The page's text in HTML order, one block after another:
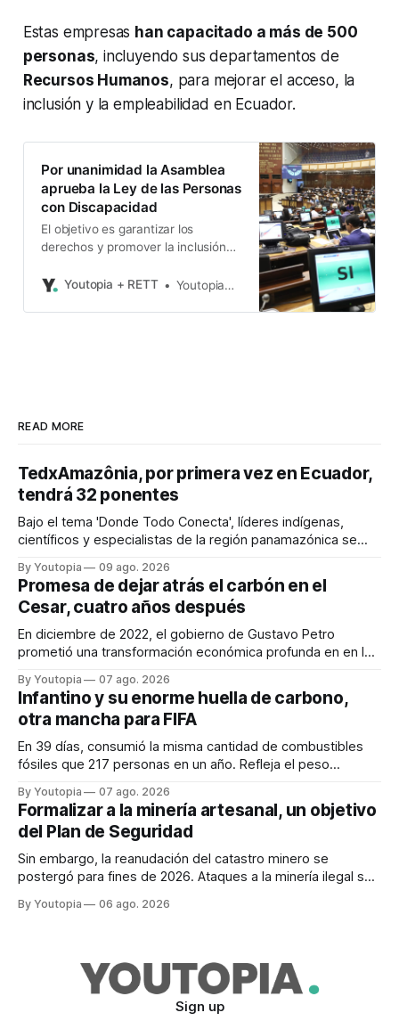
Estas empresas han capacitado a más de 500
personas, incluyendo sus departamentos de
Recursos Humanos, para mejorar el acceso, la
inclusión y la empleabilidad en Ecuador.
Por unanimidad la Asamblea
aprueba la Ley de las Personas
con Discapacidad
El objetivo es garantizar los
derechos y promover la inclusión
Youtopia + RETT
Youtopia+Rett
READ MORE
TedxAmazônia, por primera vez en Ecuador,
tendrá 32 ponentes
Bajo el tema 'Donde Todo Conecta', líderes indígenas,
científicos y especialistas de la región panamazónica se
By Youtopia 09 ago. 2026
Promesa de dejar atrás el carbón en el
Cesar, cuatro años después
En diciembre de 2022, el gobierno de Gustavo Petro
prometió una transformación económica profunda en en la
By Youtopia 07 ago. 2026
Infantino y su enorme huella de carbono,
otra mancha para FIFA
En 39 días, consumió la misma cantidad de combustibles
fósiles que 217 personas en un año. Refleja el peso
By Youtopia 07 ago. 2026
Formalizar a la minería artesanal, un objetivo
del Plan de Seguridad
Sin embargo, la reanudación del catastro minero se
postergó para fines de 2026. Ataques a la minería ilegal se
By Youtopia 06 ago. 2026
Sign up